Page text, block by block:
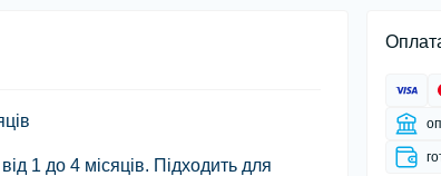
1 до 4 місяців. Підходить для